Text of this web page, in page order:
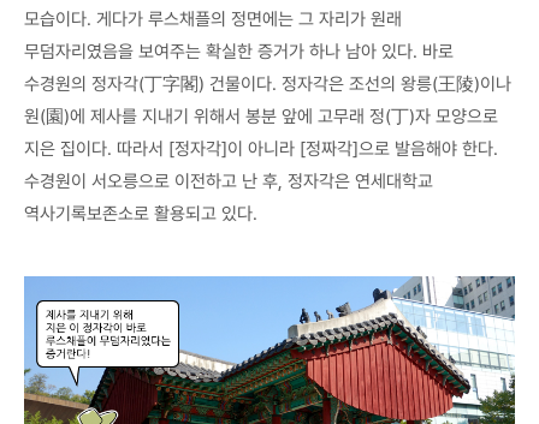
모습이다. 게다가 루스채플의 정면에는 그 자리가 원래
무덤자리였음을 보여주는 확실한 증거가 하나 남아 있다. 바로
수경원의 정자각(丁字閣) 건물이다. 정자각은 조선의 왕릉(王陵)이나
원(園)에 제사를 지내기 위해서 봉분 앞에 고무래 정(丁)자 모양으로
지은 집이다. 따라서 [정자각]이 아니라 [정짜각]으로 발음해야 한다.
수경원이 서오릉으로 이전하고 난 후, 정자각은 연세대학교
역사기록보존소로 활용되고 있다.